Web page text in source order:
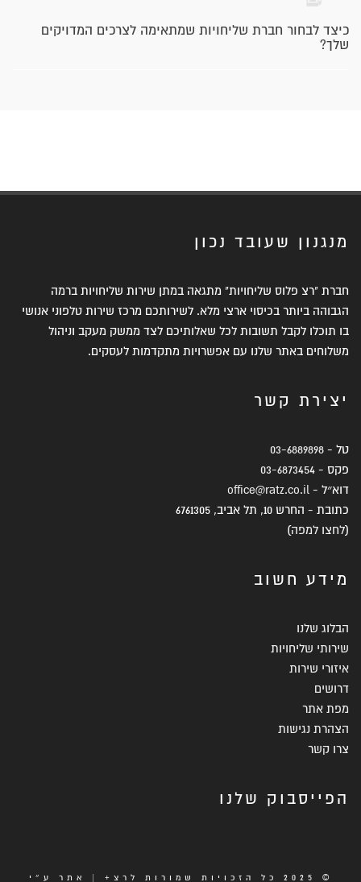
כיצד לבחור חברת שליחויות שמתאימה לצרכים המדויקים
שלך?
מנגנון שעובד נכון
חברת "רצ פלוס שליחויות" מתגאה במתן שירות שליחויות ברמה
הגבוהה ביותר בכיסוי ארצי מלא. לשירותכם מרכז שירות טלפוני אנושי
בו תוכלו לקבל תשובות לכל שאלותיכם לצד ממשק מעקב וניהול
משלוחים באתר שלנו עם אפשרויות מתקדמות לעסקים.
יצירת קשר
טל - 03-6889898
פקס - 03-6873454
דוא״ל - office@ratz.co.il
כתובת - החרש 10, תל אביב, 6761305
(לחצו למפה)
מידע חשוב
הבלוג שלנו
שירותי שליחויות
איזורי שירות
דרושים
מפת אתר
הצהרת נגישות
צרו קשר
הפייסבוק שלנו
© 2025 כל הזכויות שמורות לרצ+ | אתר ע״י